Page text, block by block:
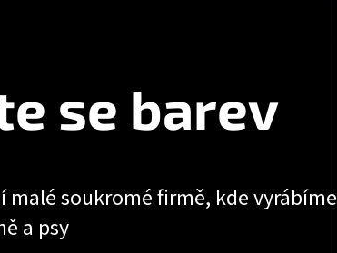
se barev
malé soukromé firmě, kde vyrábíme
a psy